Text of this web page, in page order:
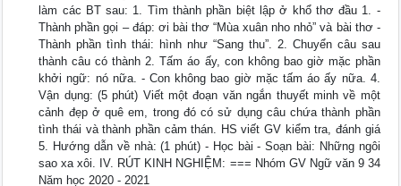
làm các BT sau: 1. Tìm thành phần biệt lập ở khổ thơ đầu 1. -
Thành phần gọi – đáp: ơi bài thơ “Mùa xuân nho nhỏ” và bài thơ -
Thành phần tình thái: hình như “Sang thu”. 2. Chuyển câu sau
thành câu có thành 2. Tấm áo ấy, con không bao giờ mặc phần
khởi ngữ: nó nữa. - Con không bao giờ mặc tấm áo ấy nữa. 4.
Vận dụng: (5 phút) Viết một đoạn văn ngắn thuyết minh về một
cảnh đẹp ở quê em, trong đó có sử dụng câu chứa thành phần
tình thái và thành phần cảm thán. HS viết GV kiểm tra, đánh giá
5. Hướng dẫn về nhà: (1 phút) - Học bài - Soạn bài: Những ngôi
sao xa xôi. IV. RÚT KINH NGHIỆM: === Nhóm GV Ngữ văn 9 34
Năm học 2020 - 2021